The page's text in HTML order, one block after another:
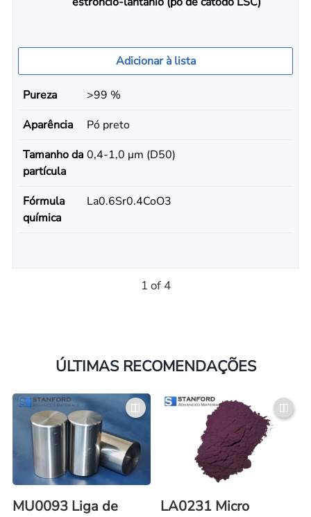
Adicionar à lista
Pureza
>99 %
Aparência
Pó preto
Tamanho da
partícula
0,4-1,0 μm (D50)
Fórmula
química
La0.6Sr0.4CoO3
1 of 4
ÚLTIMAS RECOMENDAÇÕES
MU0093 Liga de
LA0231 Micro